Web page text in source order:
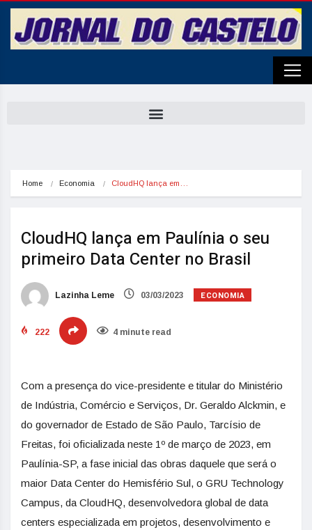
Home Economia CloudHQ lança em…
CloudHQ lança em Paulínia o seu
primeiro Data Center no Brasil
Lazinha Leme 03/03/2023 ECONOMIA
222 4 minute read
Com a presença do vice-presidente e titular do Ministério
de Indústria, Comércio e Serviços, Dr. Geraldo Alckmin, e
do governador de Estado de São Paulo, Tarcísio de
Freitas, foi oficializada neste 1º de março de 2023, em
Paulínia-SP, a fase inicial das obras daquele que será o
maior Data Center do Hemisfério Sul, o GRU Technology
Campus, da CloudHQ, desenvolvedora global de data
centers especializada em projetos, desenvolvimento e